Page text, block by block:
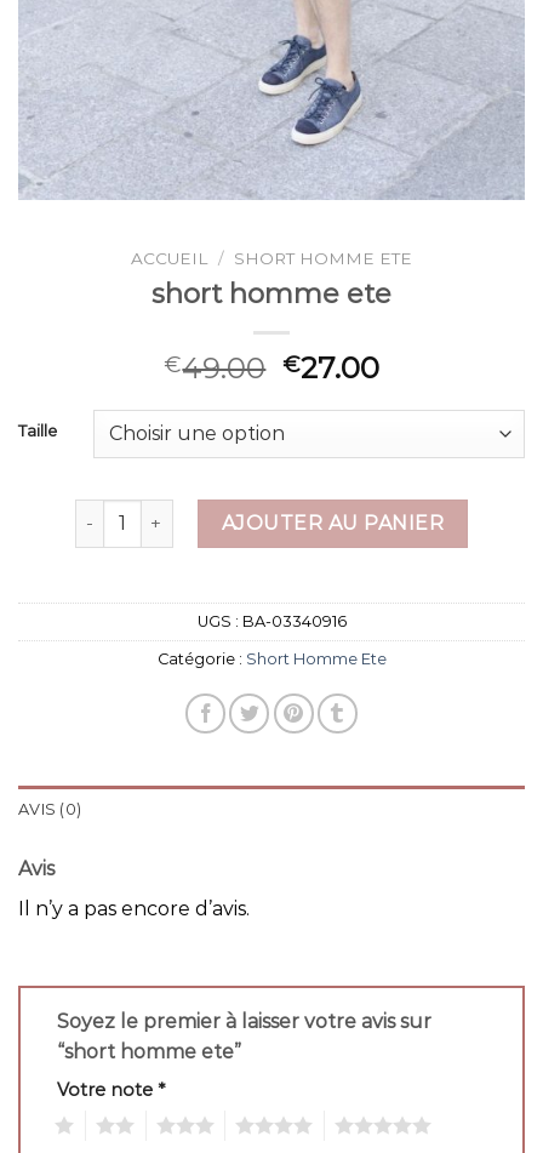
ACCUEIL / SHORT HOMME ETE
short homme ete
€49.00 €27.00
Taille
quantité de short homme ete
AJOUTER AU PANIER
UGS : BA-03340916
Catégorie : Short Homme Ete
AVIS (0)
Avis
Il n’y a pas encore d’avis.
Soyez le premier à laisser votre avis sur
“short homme ete”
Votre note *